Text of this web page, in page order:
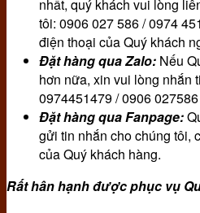
nhất, quý khách vui lòng
tôi: 0906 027 586 / 0974
điện thoại của Quý khách
Đặt hàng qua Zalo: Nếu
hơn nữa, xin vui lòng nhắn
0974451479 / 0906 027586
Đặt hàng qua Fanpage:
gửi tin nhắn cho chúng tôi,
của Quý khách hàng.
Rất hân hạnh được phục vụ